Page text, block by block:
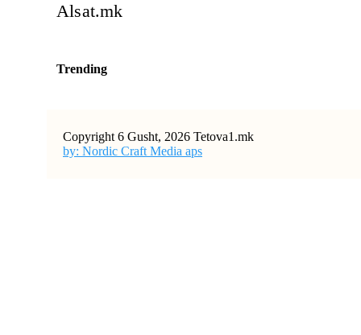
Alsat.mk
Trending
Copyright 6 Gusht, 2026 Tetova1.mk
by: Nordic Craft Media aps